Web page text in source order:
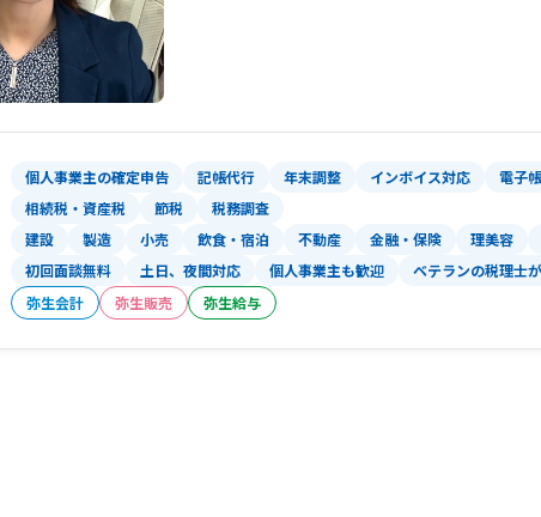
個人事業主の確定申告 記帳代行 年末調整 インボイス対応
電子
相続税・資産税
節税 税務調査
建設 製造 小売 飲食・宿泊 不動産 金融・保険 理美容
初回面談無料 土日、夜間対応 個人事業主も歓迎 ベテランの税理士
弥生会計 弥生販売 弥生給与